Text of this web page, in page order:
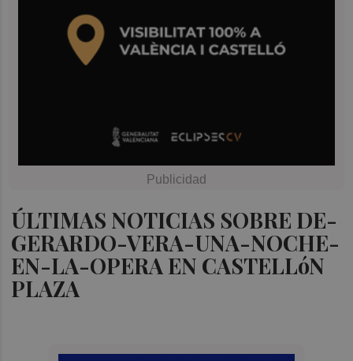
ÚLTIMAS NOTICIAS SOBRE DE-
GERARDO-VERA-UNA-NOCHE-
EN-LA-OPERA EN CASTELLóN
PLAZA